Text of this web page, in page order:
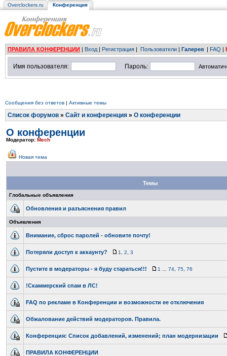
Overclockers.ru Конференция
ПРАВИЛА КОНФЕРЕНЦИИ | Вход | Регистрация | Пользователи | Галерея | FAQ |
Имя пользователя: Пароль:
Сообщения без ответов | Активные темы
Список форумов » Сайт и конференция » О конференции
О конференции
Модератор: Mech
Новая тема
Темы
Глобальные объявления
Обновления и разъяснения правил
Объявления
Внимание, сброс паролей - обновите почту!
Потеряли доступ к аккаунту? 1 2 3
Пустите в модераторы - я буду стараться!!! 1 74 75 76
!Скаммерский спам в ЛС!
FAQ по рекламе в Конференции и возможности ее отключения
Обжалование действий модераторов. Правила.
Конференция: Список добавлений, изменений; план модернизации
ПРАВИЛА КОНФЕРЕНЦИИ